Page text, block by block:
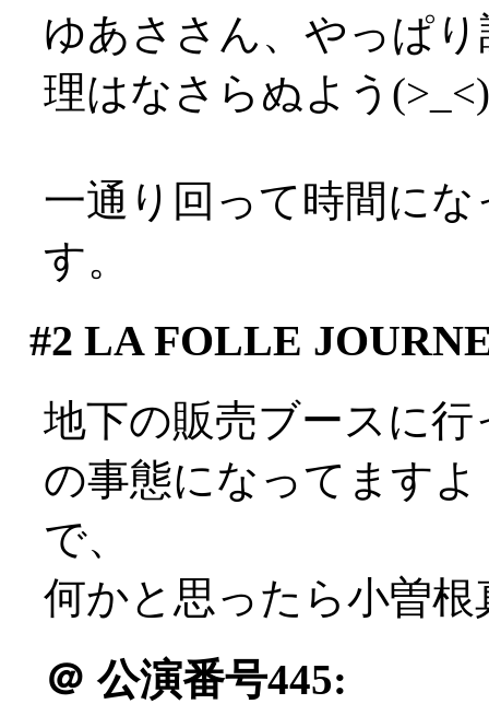
ゆあささん、やっぱ
理はなさらぬよう(>_<)
一通り回って時間に
す。
#2 LA FOLLE
地下の販売ブースに
の事態になってます
で、
何かと思ったら小曽
＠ 公演番号445: